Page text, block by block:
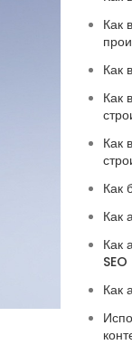
Как
Как
Как
Как
Как
Как
Как
SEO
Как